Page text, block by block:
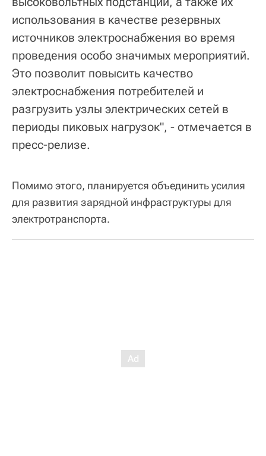
использования в качестве резервных
источников электроснабжения во время
проведения особо значимых мероприятий.
Это позволит повысить качество
электроснабжения потребителей и
разгрузить узлы электрических сетей в
периоды пиковых нагрузок", - отмечается в
пресс-релизе.
Помимо этого, планируется объединить усилия
для развития зарядной инфраструктуры для
электротранспорта.